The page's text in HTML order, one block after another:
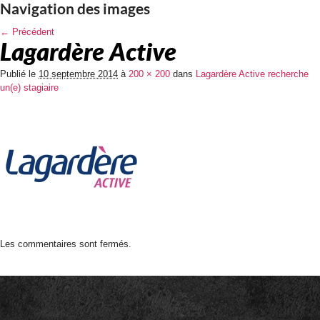
Navigation des images
← Précédent
Lagardère Active
Publié le 10 septembre 2014 à 200 × 200 dans Lagardère Active recherche
un(e) stagiaire
Les commentaires sont fermés.